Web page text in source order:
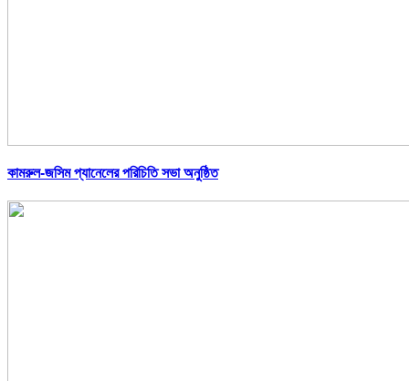
কামরুল-জসিম প্যানেলের পরিচিতি সভা অনুষ্ঠিত